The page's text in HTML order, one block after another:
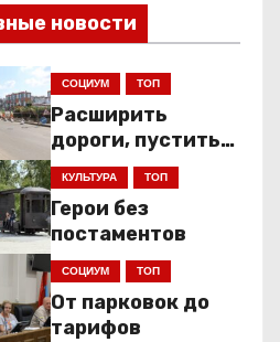
новости
СОЦИУМ ТОП
Расширить
дороги, пустить
низкопольники
КУЛЬТУРА ТОП
Герои без
постаментов
СОЦИУМ ТОП
От парковок до
тарифов